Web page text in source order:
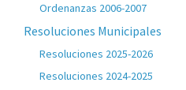
Ordenanzas 2006-2007
Resoluciones Municipales
Resoluciones 2025-2026
Resoluciones 2024-2025